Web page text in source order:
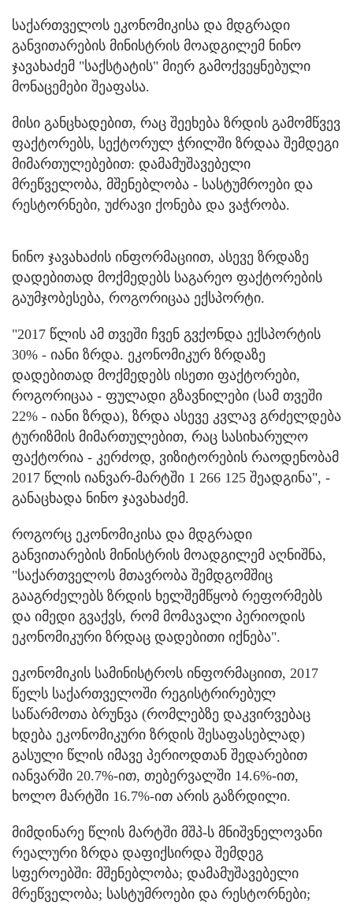
საქართველოს ეკონომიკისა და მდგრადი
განვითარების მინისტრის მოადგილემ ნინო
ჯავახაძემ "საქსტატის" მიერ გამოქვეყნებული
მონაცემები შეაფასა.
მისი განცხადებით, რაც შეეხება ზრდის გამომწვევ
ფაქტორებს, სექტორულ ჭრილში ზრდაა შემდეგი
მიმართულებებით: დამამუშავებელი
მრეწველობა, მშენებლობა - სასტუმროები და
რესტორნები, უძრავი ქონება და ვაჭრობა.
ნინო ჯავახაძის ინფორმაციით, ასევე ზრდაზე
დადებითად მოქმედებს საგარეო ფაქტორების
გაუმჯობესება, როგორიცაა ექსპორტი.
"2017 წლის ამ თვეში ჩვენ გვქონდა ექსპორტის
30% - იანი ზრდა. ეკონომიკურ ზრდაზე
დადებითად მოქმედებს ისეთი ფაქტორები,
როგორიცაა - ფულადი გზავნილები (სამ თვეში
22% - იანი ზრდა), ზრდა ასევე კვლავ გრძელდება
ტურიზმის მიმართულებით, რაც სასიხარულო
ფაქტორია - კერძოდ, ვიზიტორების რაოდენობამ
2017 წლის იანვარ-მარტში 1 266 125 შეადგინა", -
განაცხადა ნინო ჯავახაძემ.
როგორც ეკონომიკისა და მდგრადი
განვითარების მინისტრის მოადგილემ აღნიშნა,
"საქართველოს მთავრობა შემდგომშიც
გააგრძელებს ზრდის ხელშემწყობ რეფორმებს
და იმედი გვაქვს, რომ მომავალი პერიოდის
ეკონომიკური ზრდაც დადებითი იქნება".
ეკონომიკის სამინისტროს ინფორმაციით, 2017
წელს საქართველოში რეგისტრირებულ
საწარმოთა ბრუნვა (რომლებზე დაკვირვებაც
ხდება ეკონომიკური ზრდის შესაფასებლად)
გასული წლის იმავე პერიოდთან შედარებით
იანვარში 20.7%-ით, თებერვალში 14.6%-ით,
ხოლო მარტში 16.7%-ით არის გაზრდილი.
მიმდინარე წლის მარტში მშპ-ს მნიშვნელოვანი
რეალური ზრდა დაფიქსირდა შემდეგ
სფეროებში: მშენებლობა; დამამუშავებელი
მრეწველობა; სასტუმროები და რესტორნები;